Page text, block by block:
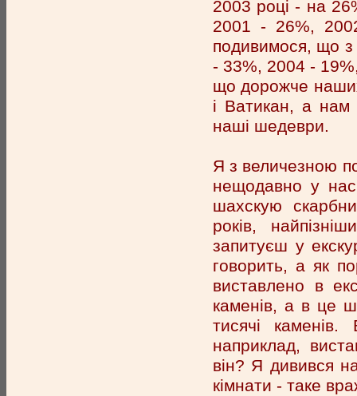
2003 році - на
2001 - 26%,
подивимося, що з
- 33%, 2004 -
що дорожче
і Ватикан, а нам
наші шедеври.
Я з величезною
нещодавно у
шахскую
років,
запитуєш у
говорить, а як
виставлено в
каменів, а в це
тисячі
наприклад,
він? Я дивився
кімнати - таке